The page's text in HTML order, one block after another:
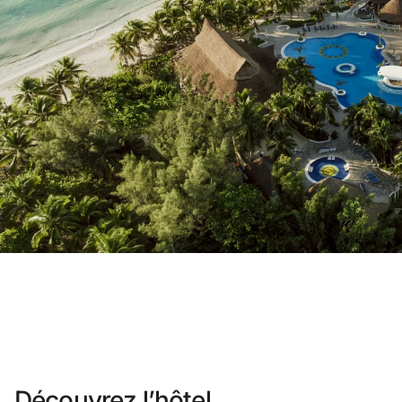
Vous n'êtes pas encore inscrit ?
Créer un
Profitez des avantages du
Meilleur prix garanti
Annulation gratuite